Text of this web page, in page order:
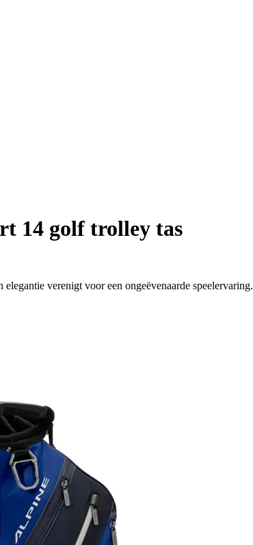
14 golf trolley tas
verenigt voor een ongeëvenaarde speelervaring.